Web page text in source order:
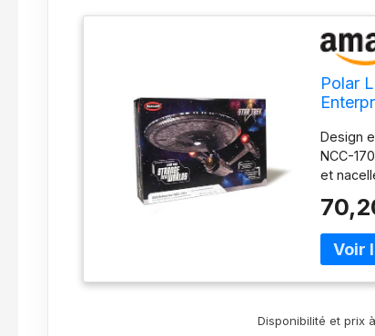
Polar
Design
NCC-
et
des
enfants
fois
modèle
Disponibilité et prix